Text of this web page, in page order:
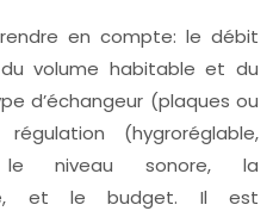
en compte: le débit
volume habitable et du
d’échangeur (plaques ou
(hygroréglable,
le niveau sonore, la
et le budget. Il est